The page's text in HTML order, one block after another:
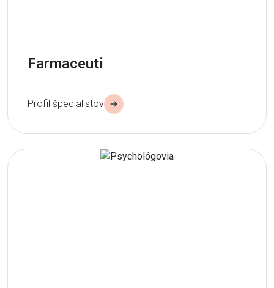
Farmaceuti
Profil špecialistov